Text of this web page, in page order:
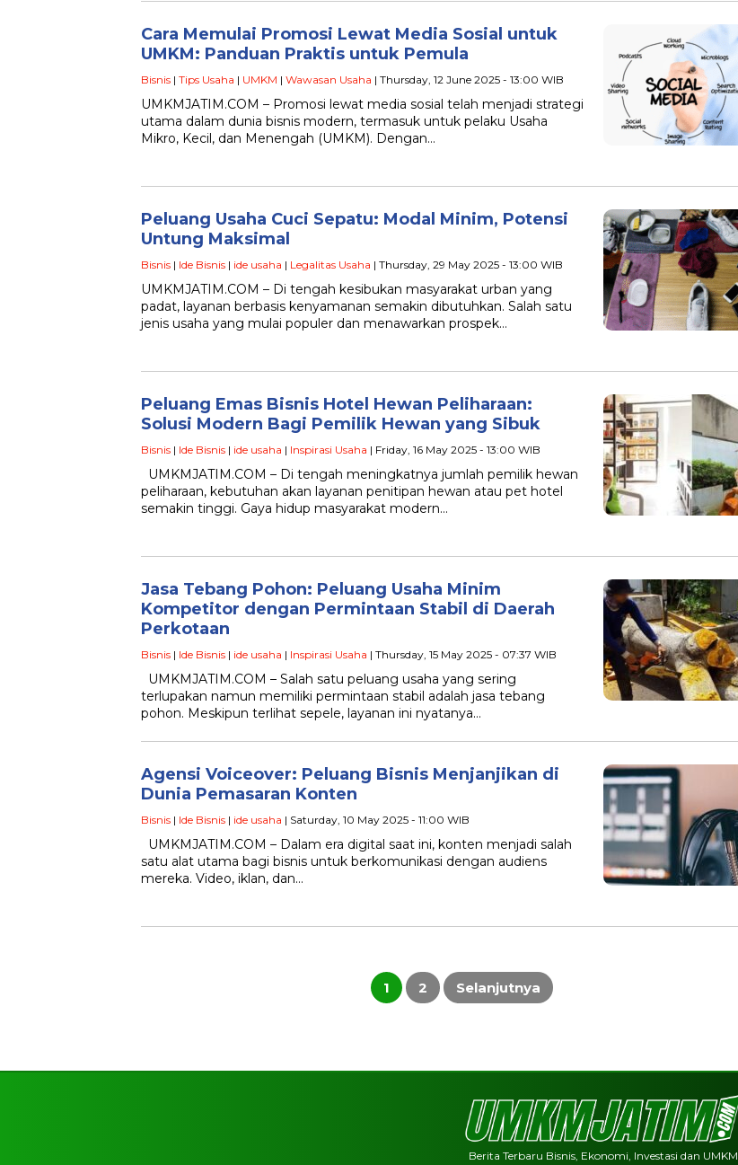
Cara Memulai Promosi Lewat Media Sosial untuk
UMKM: Panduan Praktis untuk Pemula
Bisnis | Tips Usaha | UMKM | Wawasan Usaha | Thursday, 12 June 2025 - 13:00 WIB
UMKMJATIM.COM – Promosi lewat media sosial telah menjadi strategi
utama dalam dunia bisnis modern, termasuk untuk pelaku Usaha
Mikro, Kecil, dan Menengah (UMKM). Dengan…
Peluang Usaha Cuci Sepatu: Modal Minim, Potensi
Untung Maksimal
Bisnis | Ide Bisnis | ide usaha | Legalitas Usaha | Thursday, 29 May 2025 - 13:00 WIB
UMKMJATIM.COM – Di tengah kesibukan masyarakat urban yang
padat, layanan berbasis kenyamanan semakin dibutuhkan. Salah satu
jenis usaha yang mulai populer dan menawarkan prospek…
Peluang Emas Bisnis Hotel Hewan Peliharaan:
Solusi Modern Bagi Pemilik Hewan yang Sibuk
Bisnis | Ide Bisnis | ide usaha | Inspirasi Usaha | Friday, 16 May 2025 - 13:00 WIB
UMKMJATIM.COM – Di tengah meningkatnya jumlah pemilik hewan
peliharaan, kebutuhan akan layanan penitipan hewan atau pet hotel
semakin tinggi. Gaya hidup masyarakat modern…
Jasa Tebang Pohon: Peluang Usaha Minim
Kompetitor dengan Permintaan Stabil di Daerah
Perkotaan
Bisnis | Ide Bisnis | ide usaha | Inspirasi Usaha | Thursday, 15 May 2025 - 07:37 WIB
UMKMJATIM.COM – Salah satu peluang usaha yang sering
terlupakan namun memiliki permintaan stabil adalah jasa tebang
pohon. Meskipun terlihat sepele, layanan ini nyatanya…
Agensi Voiceover: Peluang Bisnis Menjanjikan di
Dunia Pemasaran Konten
Bisnis | Ide Bisnis | ide usaha | Saturday, 10 May 2025 - 11:00 WIB
UMKMJATIM.COM – Dalam era digital saat ini, konten menjadi salah
satu alat utama bagi bisnis untuk berkomunikasi dengan audiens
mereka. Video, iklan, dan…
1 2 Selanjutnya
Berita Terbaru Bisnis, Ekonomi, Investasi dan UMKM